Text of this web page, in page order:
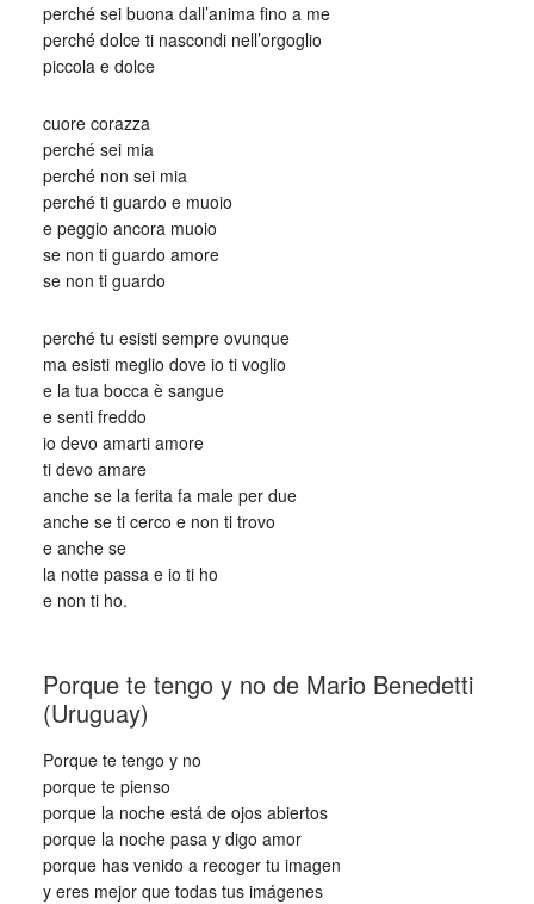
perché sei buona dall’anima fino a me
perché dolce ti nascondi nell’orgoglio
piccola e dolce
cuore corazza
perché sei mia
perché non sei mia
perché ti guardo e muoio
e peggio ancora muoio
se non ti guardo amore
se non ti guardo
perché tu esisti sempre ovunque
ma esisti meglio dove io ti voglio
e la tua bocca è sangue
e senti freddo
io devo amarti amore
ti devo amare
anche se la ferita fa male per due
anche se ti cerco e non ti trovo
e anche se
la notte passa e io ti ho
e non ti ho.
Porque te tengo y no de Mario Benedetti
(Uruguay)
Porque te tengo y no
porque te pienso
porque la noche está de ojos abiertos
porque la noche pasa y digo amor
porque has venido a recoger tu imagen
y eres mejor que todas tus imágenes